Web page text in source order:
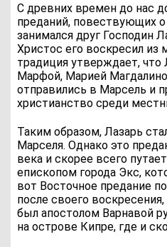
С древних времен до нас
преданий, повествующих
занимался друг Господин
Христос его воскресил из
традиция утверждает, что
Марфой, Марией
отправились в Марсель и
христианство среди
Таким образом, Лазарь
Марселя. Однако это
века и скорее всего
епископом города Экс,
вот Восточное предание
после своего
был апостолом Варнавой
на острове Кипре, где и